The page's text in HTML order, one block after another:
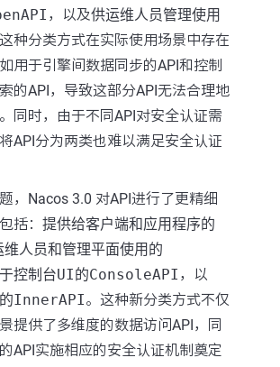
，以及供运维人员管理使用
种分类方式在实际使用场景中存在
用于引擎间数据同步的API和控制
的API，导致这部分API无法合理地
同时，由于不同API对安全认证需
API分为两类也难以满足安全认证
，Nacos 3.0 对API进行了更精细
括： 提供给客户端和应用程序的
维人员和管理平面使用的
控制台UI的ConsoleAPI ，以
的InnerAPI。这种新分类方式不仅
提供了多维度的数据访问API，同
API实施相应的安全认证机制奠定